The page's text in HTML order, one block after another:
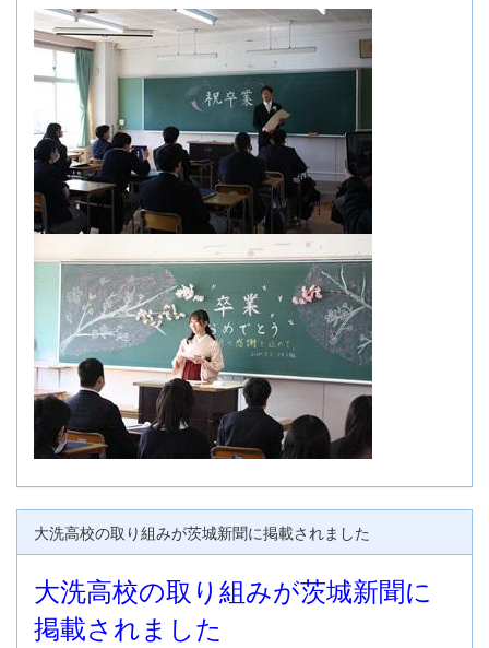
大洗高校の取り組みが茨城新聞に掲載されました
大洗高校の取り組みが茨城新聞に
掲載されました